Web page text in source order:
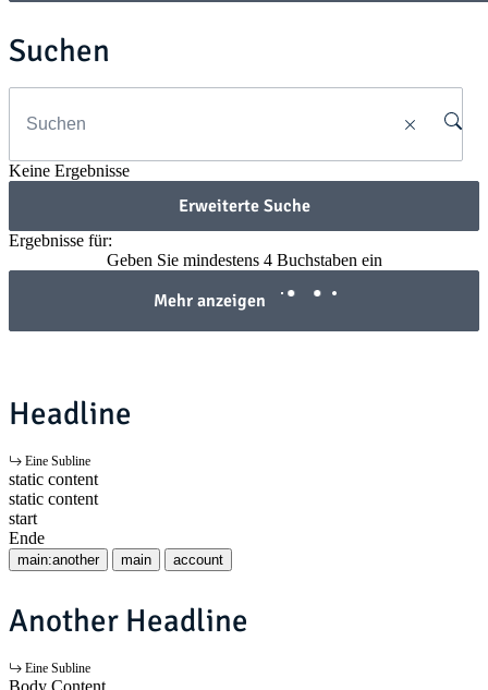
Suchen
Keine Ergebnisse
Erweiterte Suche
Ergebnisse für:
Geben Sie mindestens 4 Buchstaben ein
Mehr anzeigen
Headline
Eine Subline
static content
static content
start
Ende
main:another main account
Another Headline
Eine Subline